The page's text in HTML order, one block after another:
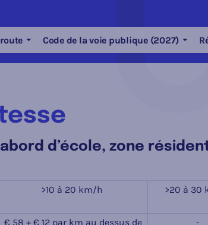
Code de la voie publique (2027)
d’école, zone
>10 à 20 km/h >20 à 30
€ 58 + € 12 par km au dessus de
-